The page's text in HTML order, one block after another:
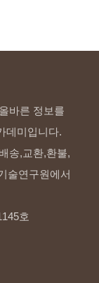
바른 정보를
데미입니다.
송,교환,환불,
술연구원에서
호